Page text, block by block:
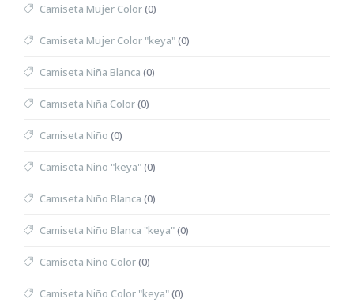
Camiseta Mujer Color(0)
Camiseta Mujer Color "keya"(0)
Camiseta Niña Blanca (0)
Camiseta Niña Color(0)
Camiseta Niño (0)
Camiseta Niño "keya"(0)
Camiseta Niño Blanca (0)
Camiseta Niño Blanca "keya"(0)
Camiseta Niño Color(0)
Camiseta Niño Color "keya"(0)